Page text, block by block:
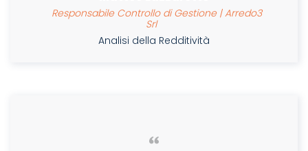
Responsabile Controllo di Gestione | Arredo3
Srl
Analisi della Redditività